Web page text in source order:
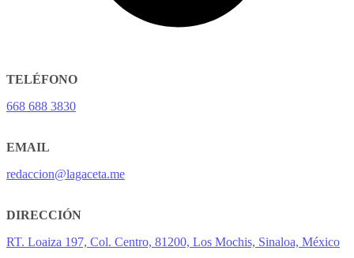
TELÉFONO
668 688 3830
EMAIL
redaccion@lagaceta.me
DIRECCIÓN
RT. Loaiza 197, Col. Centro, 81200, Los Mochis, Sinaloa, México